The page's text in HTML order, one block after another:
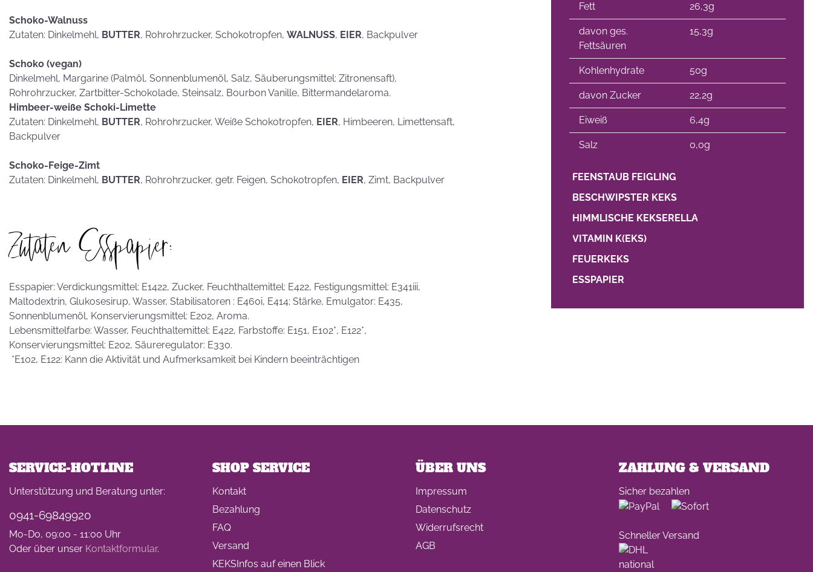
Schoko-Walnuss
Zutaten: Dinkelmehl, BUTTER, Rohrohrzucker, Schokotropfen, WALNUSS, EIER, Backpulver
Schoko (vegan)
Dinkelmehl, Margarine (Palmöl, Sonnenblumenöl, Salz, Säuberungsmittel: Zitronensaft),
Rohrohrzucker, Zartbitter-Schokolade, Steinsalz, Bourbon Vanille, Bittermandelaroma.
Himbeer-weiße Schoki-Limette
Zutaten: Dinkelmehl, BUTTER, Rohrohrzucker, Weiße Schokotropfen, EIER, Himbeeren, Limettensaft,
Backpulver
Schoko-Feige-Zimt
Zutaten: Dinkelmehl, BUTTER, Rohrohrzucker, getr. Feigen, Schokotropfen, EIER, Zimt, Backpulver
Zutaten Esspapier:
Esspapier: Verdickungsmittel: E1422, Zucker, Feuchthaltemittel: E422, Festigungsmittel: E341iii,
Maltodextrin, Glukosesirup, Wasser, Stabilisatoren : E460i, E414; Stärke, Emulgator: E435,
Sonnenblumenöl, Konservierungsmittel: E202, Aroma.
Lebensmittelfarbe: Wasser, Feuchthaltemittel: E422, Farbstoffe: E151, E102*, E122*,
Konservierungsmittel: E202, Säureregulator: E330.
*E102, E122: Kann die Aktivität und Aufmerksamkeit bei Kindern beeinträchtigen
Fett 26,3g
davon ges.
Fettsäuren
15,3g
Kohlenhydrate 50g
davon Zucker 22,2g
Eiweiß 6,4g
Salz 0,0g
FEENSTAUB FEIGLING
BESCHWIPSTER KEKS
HIMMLISCHE KEKSERELLA
VITAMIN K(EKS)
FEUERKEKS
ESSPAPIER
SERVICE-HOTLINE
Unterstützung und Beratung unter:
0941-69849920
Mo-Do, 09:00 - 11:00 Uhr
Oder über unser Kontaktformular.
SHOP SERVICE
Kontakt
Bezahlung
FAQ
Versand
KEKSInfos auf einen Blick
ÜBER UNS
Impressum
Datenschutz
Widerrufsrecht
AGB
ZAHLUNG & VERSAND
Sicher bezahlen
Schneller Versand